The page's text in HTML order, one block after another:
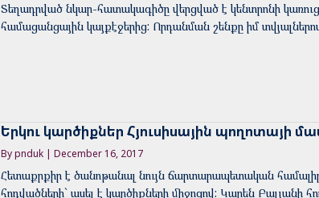
Տեղադրված նկար-հատակագիծը վերցված է կենտրոնի
համացանցային կայքէջերից: Որդանման շենքը իմ
Երկու կարծիքներ Հյուսիսային պողոտայի
By pnduk | December 16, 2017
Հետաքրքիր է ծանոթանալ նույն ճարտարապետական
հոդվածների` ասել է կարծիքների միջոցով: Կարեն Բալյանի